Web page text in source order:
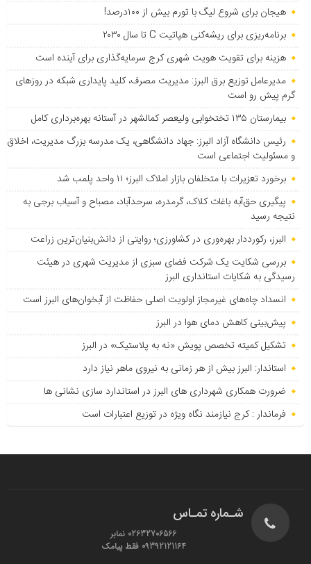
هیجان برای شروع لیگ با تورم بیش از ۱۰۰درصد!
برنامه‌ریزی برای ریشه‌کنی هپاتیت C تا سال ۲۰۳۰
هزینه برای تقویت هویت شهری کرج سرمایه‌گذاری برای آینده است
مدیرعامل توزیع برق البرز: مدیریت مصرف، کلید پایداری شبکه در روزهای
گرم پیش رو است
بیمارستان ۱۳۵ تختخوابی ولیعصر کمالشهر در آستانه بهره‌برداری کامل
رئیس دانشگاه آزاد البرز: جهاد دانشگاهی، یک مدرسه بزرگ مدیریت، اخلاق
و مسئولیت اجتماعی است
برخورد تعزیرات با متخلفان بازار املاک البرز؛ ۱۱ واحد پلمب شد
پیگیری حق‌آبه باغات کلاک، گرمدره، سرحدآباد، مصباح و آسیاب برجی به
نتیجه رسید
البرز، رکورددار بهره‌وری در کشاورزی؛ روایتی از دانش‌بنیان‌ترین زراعت
بررسی شکایت یک شرکت فضای سبزی از مدیریت شهری در هیئت
رسیدگی به شکایات استانداری البرز
انسداد چاه‌های غیرمجاز اولویت اصلی حفاظت از آبخوان‌های البرز است
پیش‌بینی کاهش دمای هوا در البرز
تشکیل کمیته تخصص پویش «نه به پلاستیک» در البرز
استاندار: البرز بیش از هر زمانی به نیروی ماهر نیاز دارد
ضرورت همکاری شهرداری های البرز در استاندارد سازی نشانی ها
فرماندار : کرج نیازمند نگاه ویژه در توزیع اعتبارات است
شـماره تمـاس
02632706566 نمابر
09392121164 فقط پیامک